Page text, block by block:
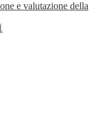
e valutazione della